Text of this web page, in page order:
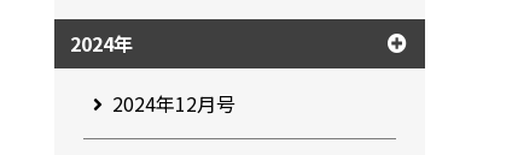
2024年
2024年12月号